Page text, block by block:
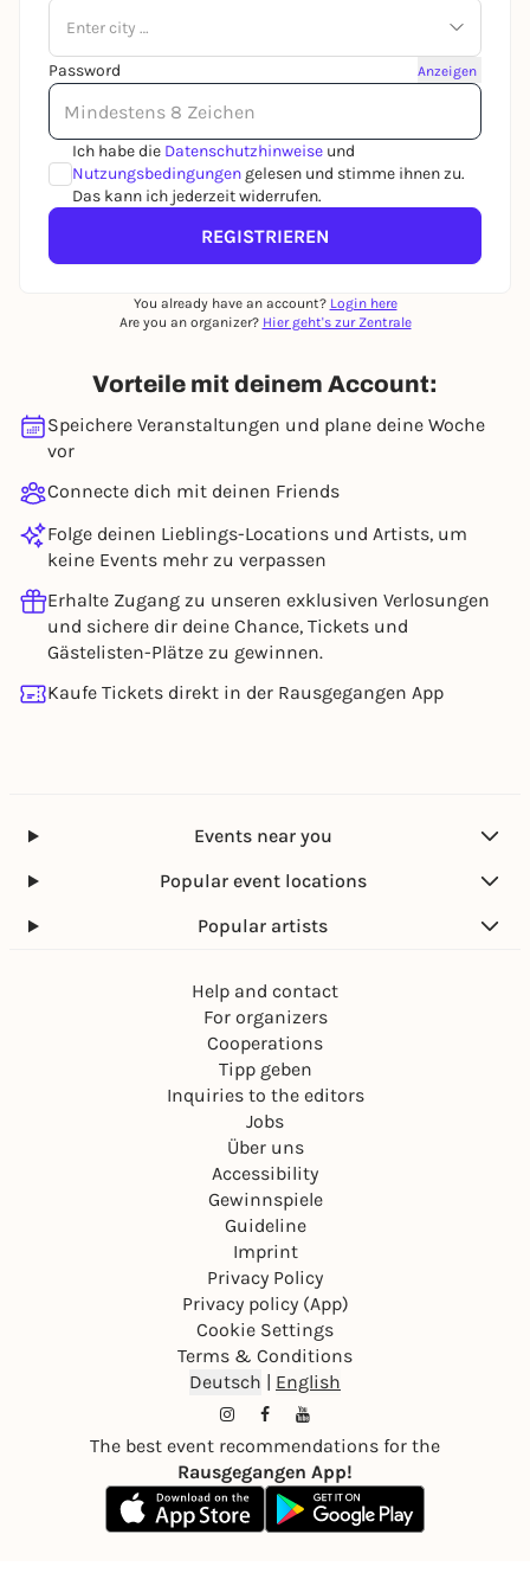
Enter city …
Password Anzeigen
Ich habe die Datenschutzhinweise und
Nutzungsbedingungen gelesen und stimme ihnen zu.
Das kann ich jederzeit widerrufen.
REGISTRIEREN
You already have an account? Login here
Are you an organizer? Hier geht's zur Zentrale
Vorteile mit deinem Account:
Speichere Veranstaltungen und plane deine Woche
vor
Connecte dich mit deinen Friends
Folge deinen Lieblings-Locations und Artists, um
keine Events mehr zu verpassen
Erhalte Zugang zu unseren exklusiven Verlosungen
und sichere dir deine Chance, Tickets und
Gästelisten-Plätze zu gewinnen.
Kaufe Tickets direkt in der Rausgegangen App
Events near you
Popular event locations
Popular artists
Help and contact
For organizers
Cooperations
Tipp geben
Inquiries to the editors
Jobs
Über uns
Accessibility
Gewinnspiele
Guideline
Imprint
Privacy Policy
Privacy policy (App)
Cookie Settings
Terms & Conditions
Deutsch | English
The best event recommendations for the
Rausgegangen App!